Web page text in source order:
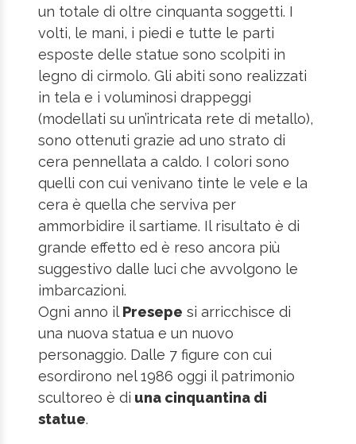
un totale di oltre cinquanta soggetti. I
volti, le mani, i piedi e tutte le parti
esposte delle statue sono scolpiti in
legno di cirmolo. Gli abiti sono realizzati
in tela e i voluminosi drappeggi
(modellati su un’intricata rete di metallo),
sono ottenuti grazie ad uno strato di
cera pennellata a caldo. I colori sono
quelli con cui venivano tinte le vele e la
cera è quella che serviva per
ammorbidire il sartiame. Il risultato è di
grande effetto ed è reso ancora più
suggestivo dalle luci che avvolgono le
imbarcazioni.
Ogni anno il Presepe si arricchisce di
una nuova statua e un nuovo
personaggio. Dalle 7 figure con cui
esordirono nel 1986 oggi il patrimonio
scultoreo è di una cinquantina di
statue.